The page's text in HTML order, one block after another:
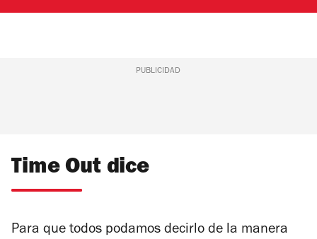
PUBLICIDAD
Time Out dice
Para que todos podamos decirlo de la manera